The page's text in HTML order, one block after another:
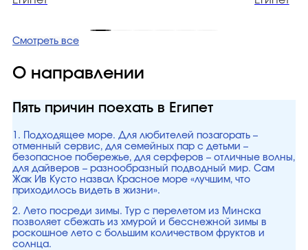
Смотреть все
О направлении
Пять причин поехать в Египет
1. Подходящее море. Для любителей позагорать –
отменный сервис, для семейных пар с детьми –
безопасное побережье, для серферов – отличные волны,
для дайверов – разнообразный подводный мир. Сам
Жак Ив Кусто назвал Красное море «лучшим, что
приходилось видеть в жизни».
2. Лето посреди зимы. Тур с перелетом из Минска
позволяет сбежать из хмурой и бесснежной зимы в
роскошное лето с большим количеством фруктов и
солнца.